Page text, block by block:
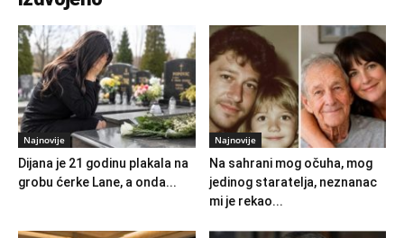
Najnovije
Dijana je 21 godinu plakala na
grobu ćerke Lane, a onda...
Najnovije
Na sahrani mog očuha, mog
jedinog staratelja, neznanac
mi je rekao...